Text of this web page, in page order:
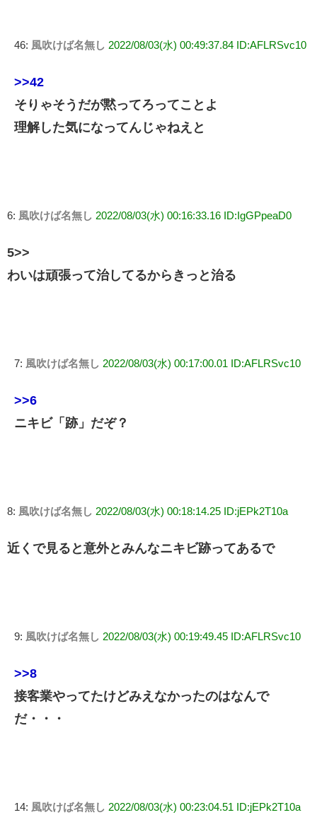
46: 風吹けば名無し 2022/08/03(水) 00:49:37.84 ID:AFLRSvc10
>>42
そりゃそうだが黙ってろってことよ
理解した気になってんじゃねえと
6: 風吹けば名無し 2022/08/03(水) 00:16:33.16 ID:IgGPpeaD0
5>>
わいは頑張って治してるからきっと治る
7: 風吹けば名無し 2022/08/03(水) 00:17:00.01 ID:AFLRSvc10
>>6
ニキビ「跡」だぞ？
8: 風吹けば名無し 2022/08/03(水) 00:18:14.25 ID:jEPk2T10a
近くで見ると意外とみんなニキビ跡ってあるで
9: 風吹けば名無し 2022/08/03(水) 00:19:49.45 ID:AFLRSvc10
>>8
接客業やってたけどみえなかったのはなんで
だ・・・
14: 風吹けば名無し 2022/08/03(水) 00:23:04.51 ID:jEPk2T10a